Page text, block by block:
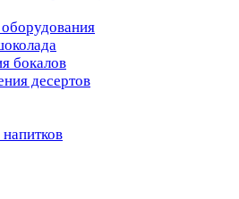
бокалов
десертов